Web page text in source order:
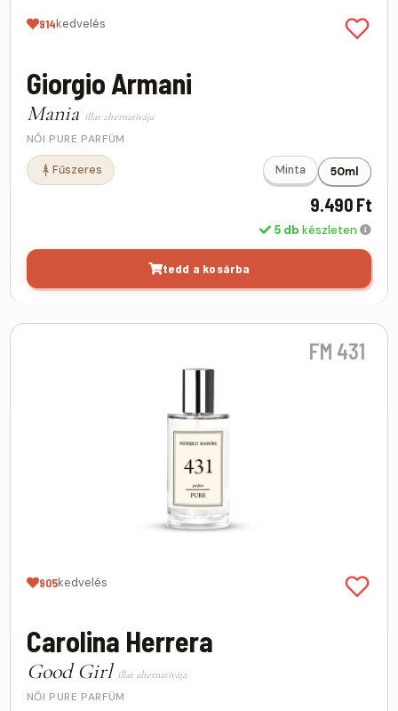
914kedvelés
Giorgio Armani
Mania illat alternatívája
NŐI PURE PARFÜM
Fűszeres Minta 50ml
9.490 Ft
5 db készleten
tedd a kosárba
FM 431
905kedvelés
Carolina Herrera
Good Girl illat alternatívája
NŐI PURE PARFÜM